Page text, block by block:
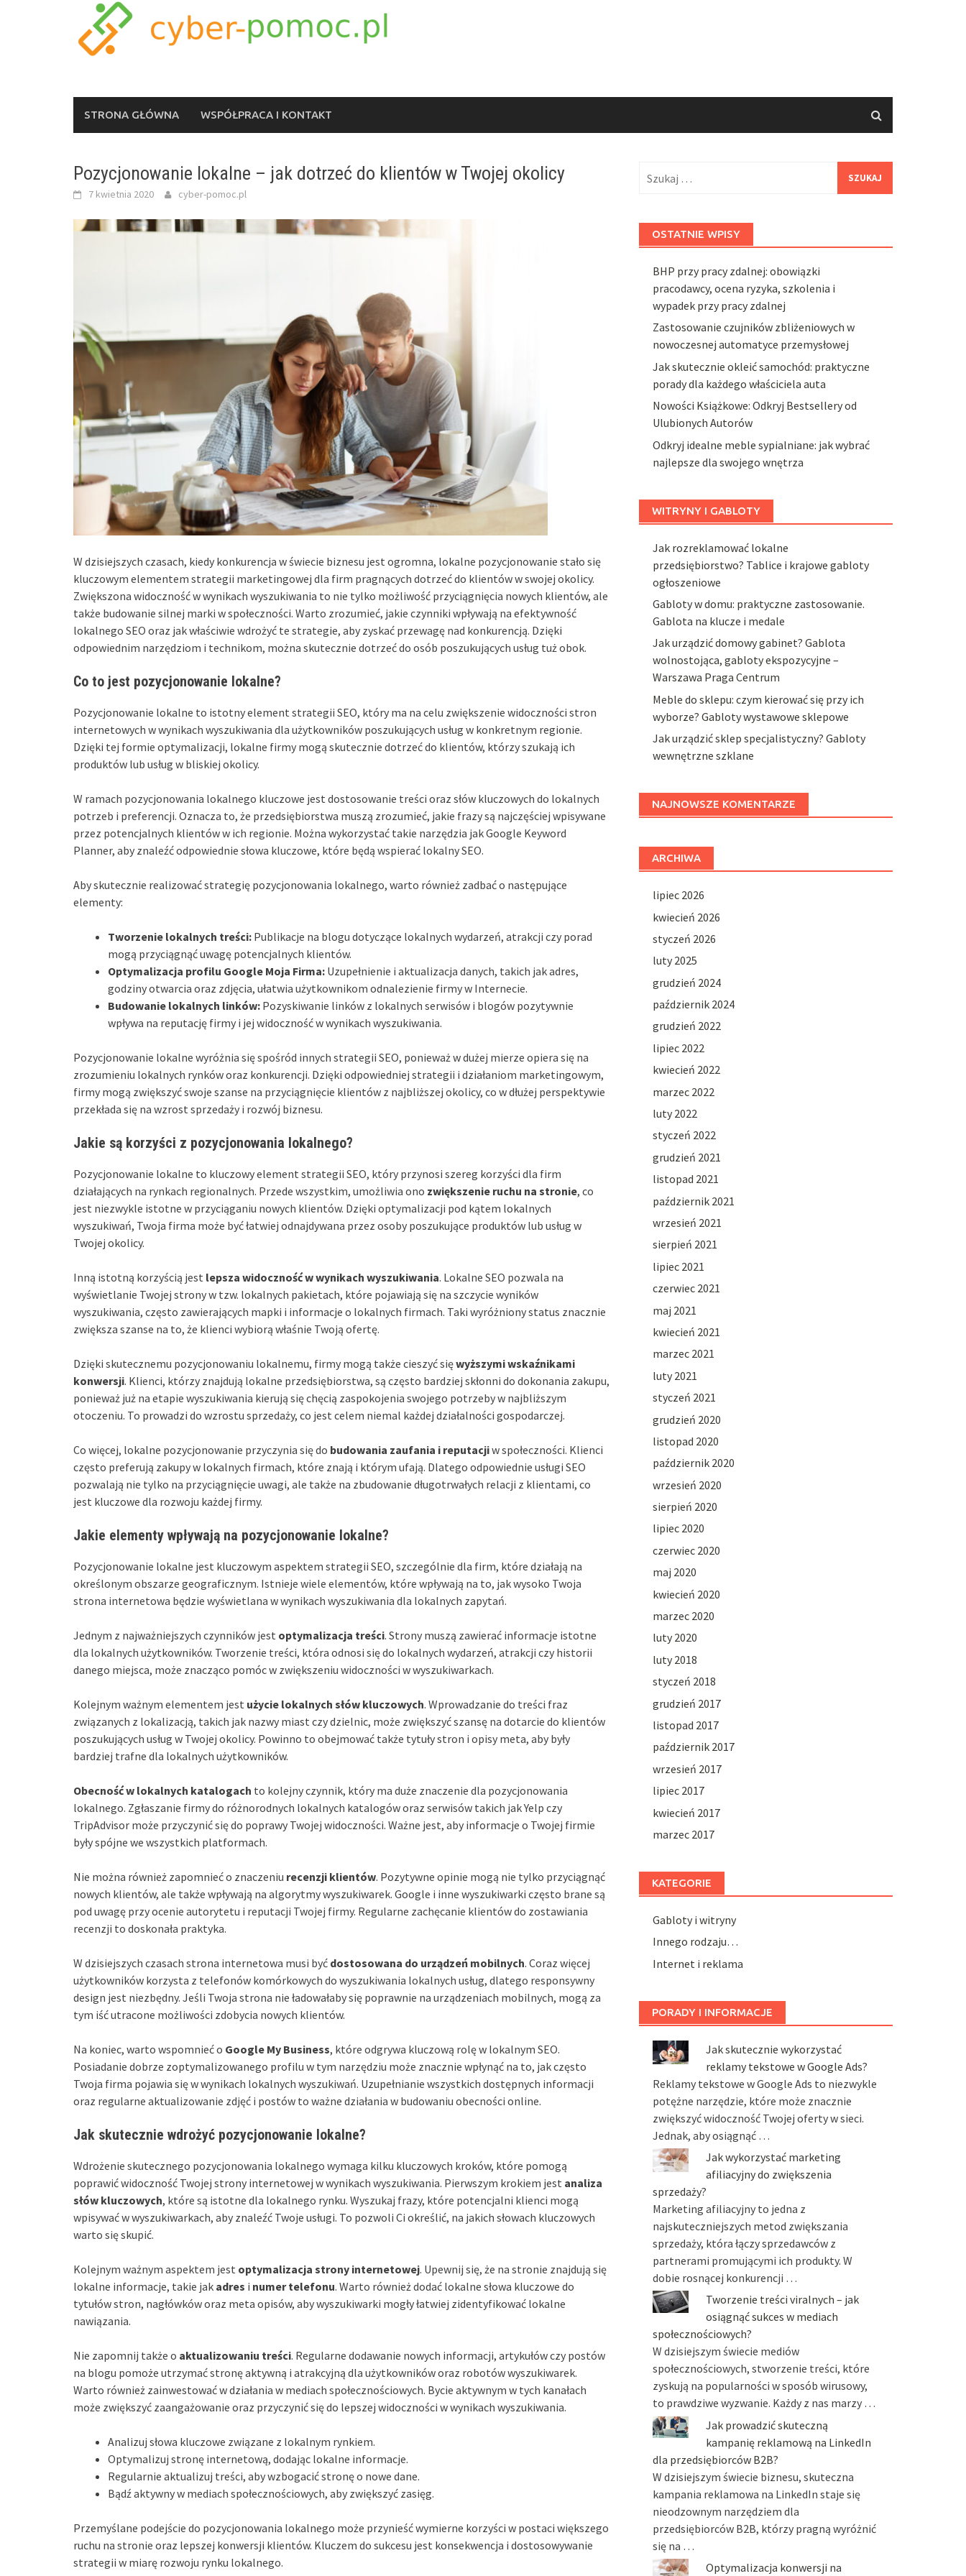
STRONA GŁÓWNA WSPÓŁPRACA I KONTAKT
Pozycjonowanie lokalne – jak dotrzeć do klientów w Twojej okolicy
7 kwietnia 2020 cyber-pomoc.pl
W dzisiejszych czasach, kiedy konkurencja w świecie biznesu jest ogromna, lokalne pozycjonowanie stało się
kluczowym elementem strategii marketingowej dla firm pragnących dotrzeć do klientów w swojej okolicy.
Zwiększona widoczność w wynikach wyszukiwania to nie tylko możliwość przyciągnięcia nowych klientów, ale
także budowanie silnej marki w społeczności. Warto zrozumieć, jakie czynniki wpływają na efektywność
lokalnego SEO oraz jak właściwie wdrożyć te strategie, aby zyskać przewagę nad konkurencją. Dzięki
odpowiednim narzędziom i technikom, można skutecznie dotrzeć do osób poszukujących usług tuż obok.
Co to jest pozycjonowanie lokalne?
Pozycjonowanie lokalne to istotny element strategii SEO, który ma na celu zwiększenie widoczności stron
internetowych w wynikach wyszukiwania dla użytkowników poszukujących usług w konkretnym regionie.
Dzięki tej formie optymalizacji, lokalne firmy mogą skutecznie dotrzeć do klientów, którzy szukają ich
produktów lub usług w bliskiej okolicy.
W ramach pozycjonowania lokalnego kluczowe jest dostosowanie treści oraz słów kluczowych do lokalnych
potrzeb i preferencji. Oznacza to, że przedsiębiorstwa muszą zrozumieć, jakie frazy są najczęściej wpisywane
przez potencjalnych klientów w ich regionie. Można wykorzystać takie narzędzia jak Google Keyword
Planner, aby znaleźć odpowiednie słowa kluczowe, które będą wspierać lokalny SEO.
Aby skutecznie realizować strategię pozycjonowania lokalnego, warto również zadbać o następujące
elementy:
Tworzenie lokalnych treści: Publikacje na blogu dotyczące lokalnych wydarzeń, atrakcji czy porad
mogą przyciągnąć uwagę potencjalnych klientów.
Optymalizacja profilu Google Moja Firma: Uzupełnienie i aktualizacja danych, takich jak adres,
godziny otwarcia oraz zdjęcia, ułatwia użytkownikom odnalezienie firmy w Internecie.
Budowanie lokalnych linków: Pozyskiwanie linków z lokalnych serwisów i blogów pozytywnie
wpływa na reputację firmy i jej widoczność w wynikach wyszukiwania.
Pozycjonowanie lokalne wyróżnia się spośród innych strategii SEO, ponieważ w dużej mierze opiera się na
zrozumieniu lokalnych rynków oraz konkurencji. Dzięki odpowiedniej strategii i działaniom marketingowym,
firmy mogą zwiększyć swoje szanse na przyciągnięcie klientów z najbliższej okolicy, co w dłużej perspektywie
przekłada się na wzrost sprzedaży i rozwój biznesu.
Jakie są korzyści z pozycjonowania lokalnego?
Pozycjonowanie lokalne to kluczowy element strategii SEO, który przynosi szereg korzyści dla firm
działających na rynkach regionalnych. Przede wszystkim, umożliwia ono zwiększenie ruchu na stronie, co
jest niezwykle istotne w przyciąganiu nowych klientów. Dzięki optymalizacji pod kątem lokalnych
wyszukiwań, Twoja firma może być łatwiej odnajdywana przez osoby poszukujące produktów lub usług w
Twojej okolicy.
Inną istotną korzyścią jest lepsza widoczność w wynikach wyszukiwania. Lokalne SEO pozwala na
wyświetlanie Twojej strony w tzw. lokalnych pakietach, które pojawiają się na szczycie wyników
wyszukiwania, często zawierających mapki i informacje o lokalnych firmach. Taki wyróżniony status znacznie
zwiększa szanse na to, że klienci wybiorą właśnie Twoją ofertę.
Dzięki skutecznemu pozycjonowaniu lokalnemu, firmy mogą także cieszyć sięwyższymi wskaźnikami
konwersji. Klienci, którzy znajdują lokalne przedsiębiorstwa, są często bardziej skłonni do dokonania zakupu,
ponieważ już na etapie wyszukiwania kierują się chęcią zaspokojenia swojego potrzeby w najbliższym
otoczeniu. To prowadzi do wzrostu sprzedaży, co jest celem niemal każdej działalności gospodarczej.
Co więcej, lokalne pozycjonowanie przyczynia się do budowania zaufania i reputacjiw społeczności. Klienci
często preferują zakupy w lokalnych firmach, które znają i którym ufają. Dlatego odpowiednie usługi SEO
pozwalają nie tylko na przyciągnięcie uwagi, ale także na zbudowanie długotrwałych relacji z klientami, co
jest kluczowe dla rozwoju każdej firmy.
Jakie elementy wpływają na pozycjonowanie lokalne?
Pozycjonowanie lokalne jest kluczowym aspektem strategii SEO, szczególnie dla firm, które działają na
określonym obszarze geograficznym. Istnieje wiele elementów, które wpływają na to, jak wysoko Twoja
strona internetowa będzie wyświetlana w wynikach wyszukiwania dla lokalnych zapytań.
Jednym z najważniejszych czynników jest optymalizacja treści. Strony muszą zawierać informacje istotne
dla lokalnych użytkowników. Tworzenie treści, która odnosi się do lokalnych wydarzeń, atrakcji czy historii
danego miejsca, może znacząco pomóc w zwiększeniu widoczności w wyszukiwarkach.
Kolejnym ważnym elementem jest użycie lokalnych słów kluczowych. Wprowadzanie do treści fraz
związanych z lokalizacją, takich jak nazwy miast czy dzielnic, może zwiększyć szansę na dotarcie do klientów
poszukujących usług w Twojej okolicy. Powinno to obejmować także tytuły stron i opisy meta, aby były
bardziej trafne dla lokalnych użytkowników.
Obecność w lokalnych katalogach to kolejny czynnik, który ma duże znaczenie dla pozycjonowania
lokalnego. Zgłaszanie firmy do różnorodnych lokalnych katalogów oraz serwisów takich jak Yelp czy
TripAdvisor może przyczynić się do poprawy Twojej widoczności. Ważne jest, aby informacje o Twojej firmie
były spójne we wszystkich platformach.
Nie można również zapomnieć o znaczeniu recenzji klientów. Pozytywne opinie mogą nie tylko przyciągnąć
nowych klientów, ale także wpływają na algorytmy wyszukiwarek. Google i inne wyszukiwarki często brane są
pod uwagę przy ocenie autorytetu i reputacji Twojej firmy. Regularne zachęcanie klientów do zostawiania
recenzji to doskonała praktyka.
W dzisiejszych czasach strona internetowa musi być dostosowana do urządzeń mobilnych. Coraz więcej
użytkowników korzysta z telefonów komórkowych do wyszukiwania lokalnych usług, dlatego responsywny
design jest niezbędny. Jeśli Twoja strona nie ładowałaby się poprawnie na urządzeniach mobilnych, mogą za
tym iść utracone możliwości zdobycia nowych klientów.
Na koniec, warto wspomnieć o Google My Business, które odgrywa kluczową rolę w lokalnym SEO.
Posiadanie dobrze zoptymalizowanego profilu w tym narzędziu może znacznie wpłynąć na to, jak często
Twoja firma pojawia się w wynikach lokalnych wyszukiwań. Uzupełnianie wszystkich dostępnych informacji
oraz regularne aktualizowanie zdjęć i postów to ważne działania w budowaniu obecności online.
Jak skutecznie wdrożyć pozycjonowanie lokalne?
Wdrożenie skutecznego pozycjonowania lokalnego wymaga kilku kluczowych kroków, które pomogą
poprawić widoczność Twojej strony internetowej w wynikach wyszukiwania. Pierwszym krokiem jest analiza
słów kluczowych, które są istotne dla lokalnego rynku. Wyszukaj frazy, które potencjalni klienci mogą
wpisywać w wyszukiwarkach, aby znaleźć Twoje usługi. To pozwoli Ci określić, na jakich słowach kluczowych
warto się skupić.
Kolejnym ważnym aspektem jest optymalizacja strony internetowej. Upewnij się, że na stronie znajdują się
lokalne informacje, takie jak adres i numer telefonu. Warto również dodać lokalne słowa kluczowe do
tytułów stron, nagłówków oraz meta opisów, aby wyszukiwarki mogły łatwiej zidentyfikować lokalne
nawiązania.
Nie zapomnij także o aktualizowaniu treści. Regularne dodawanie nowych informacji, artykułów czy postów
na blogu pomoże utrzymać stronę aktywną i atrakcyjną dla użytkowników oraz robotów wyszukiwarek.
Warto również zainwestować w działania w mediach społecznościowych. Bycie aktywnym w tych kanałach
może zwiększyć zaangażowanie oraz przyczynić się do lepszej widoczności w wynikach wyszukiwania.
Analizuj słowa kluczowe związane z lokalnym rynkiem.
Optymalizuj stronę internetową, dodając lokalne informacje.
Regularnie aktualizuj treści, aby wzbogacić stronę o nowe dane.
Bądź aktywny w mediach społecznościowych, aby zwiększyć zasięg.
Przemyślane podejście do pozycjonowania lokalnego może przynieść wymierne korzyści w postaci większego
ruchu na stronie oraz lepszej konwersji klientów. Kluczem do sukcesu jest konsekwencja i dostosowywanie
strategii w miarę rozwoju rynku lokalnego.
OSTATNIE WPISY
BHP przy pracy zdalnej: obowiązki
pracodawcy, ocena ryzyka, szkolenia i
wypadek przy pracy zdalnej
Zastosowanie czujników zbliżeniowych w
nowoczesnej automatyce przemysłowej
Jak skutecznie okleić samochód: praktyczne
porady dla każdego właściciela auta
Nowości Książkowe: Odkryj Bestsellery od
Ulubionych Autorów
Odkryj idealne meble sypialniane: jak wybrać
najlepsze dla swojego wnętrza
WITRYNY I GABLOTY
Jak rozreklamować lokalne
przedsiębiorstwo? Tablice i krajowe gabloty
ogłoszeniowe
Gabloty w domu: praktyczne zastosowanie.
Gablota na klucze i medale
Jak urządzić domowy gabinet? Gablota
wolnostojąca, gabloty ekspozycyjne –
Warszawa Praga Centrum
Meble do sklepu: czym kierować się przy ich
wyborze? Gabloty wystawowe sklepowe
Jak urządzić sklep specjalistyczny? Gabloty
wewnętrzne szklane
NAJNOWSZE KOMENTARZE
ARCHIWA
lipiec 2026
kwiecień 2026
styczeń 2026
luty 2025
grudzień 2024
październik 2024
grudzień 2022
lipiec 2022
kwiecień 2022
marzec 2022
luty 2022
styczeń 2022
grudzień 2021
listopad 2021
październik 2021
wrzesień 2021
sierpień 2021
lipiec 2021
czerwiec 2021
maj 2021
kwiecień 2021
marzec 2021
luty 2021
styczeń 2021
grudzień 2020
listopad 2020
październik 2020
wrzesień 2020
sierpień 2020
lipiec 2020
czerwiec 2020
maj 2020
kwiecień 2020
marzec 2020
luty 2020
luty 2018
styczeń 2018
grudzień 2017
listopad 2017
październik 2017
wrzesień 2017
lipiec 2017
kwiecień 2017
marzec 2017
KATEGORIE
Gabloty i witryny
Innego rodzaju…
Internet i reklama
PORADY I INFORMACJE
Jak skutecznie wykorzystać
reklamy tekstowe w Google Ads?
Reklamy tekstowe w Google Ads to niezwykle
potężne narzędzie, które może znacznie
zwiększyć widoczność Twojej oferty w sieci.
Jednak, aby osiągnąć …
Jak wykorzystać marketing
afiliacyjny do zwiększenia
sprzedaży?
Marketing afiliacyjny to jedna z
najskuteczniejszych metod zwiększania
sprzedaży, która łączy sprzedawców z
partnerami promującymi ich produkty. W
dobie rosnącej konkurencji …
Tworzenie treści viralnych – jak
osiągnąć sukces w mediach
społecznościowych?
W dzisiejszym świecie mediów
społecznościowych, stworzenie treści, które
zyskują na popularności w sposób wirusowy,
to prawdziwe wyzwanie. Każdy z nas marzy …
Jak prowadzić skuteczną
kampanię reklamową na LinkedIn
dla przedsiębiorców B2B?
W dzisiejszym świecie biznesu, skuteczna
kampania reklamowa na LinkedIn staje się
nieodzownym narzędziem dla
przedsiębiorców B2B, którzy pragną wyróżnić
się na …
Optymalizacja konwersji na